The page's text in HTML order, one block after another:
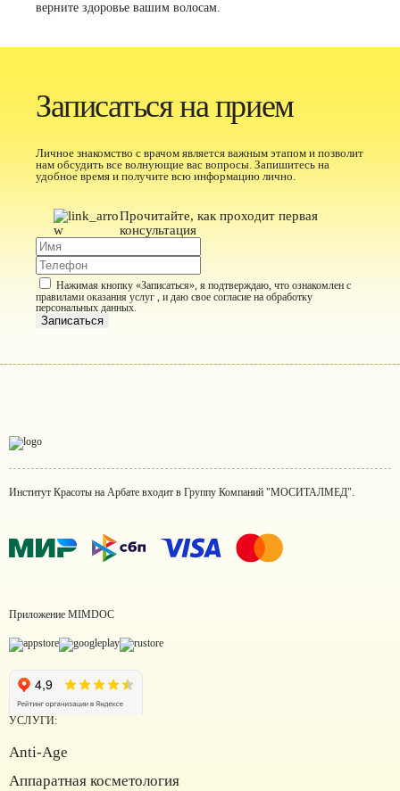
верните здоровье вашим волосам.
Записаться на прием
Личное знакомство с врачом является важным этапом и позволит
нам обсудить все волнующие вас вопросы. Запишитесь на
удобное время и получите всю информацию лично.
Прочитайте, как проходит первая
консультация
Нажимая кнопку «Записаться», я подтверждаю, что ознакомлен с
правилами оказания услуг , и даю свое согласие на обработку
персональных данных.
Записаться
Институт Красоты на Арбате входит в Группу Компаний "МОСИТАЛМЕД".
Приложение MIMDOC
УСЛУГИ:
Anti-Age
Аппаратная косметология